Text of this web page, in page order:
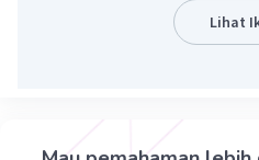
atau jajar genjang.Lihat